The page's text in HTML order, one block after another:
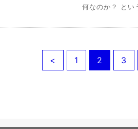
何なのか？ とい
< 1 2 3